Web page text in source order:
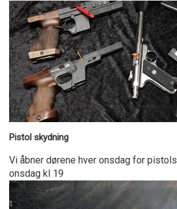
Pistol skydning
Vi åbner dørene hver onsdag for
onsdag kl 19